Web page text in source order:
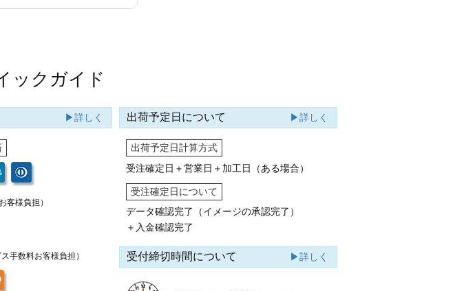
ックガイド
▶詳しく
客様負担）
ス手数料お客様負担）
出荷予定日について ▶詳しく
出荷予定日計算方式
受注確定日＋営業日＋加工日（ある場合）
受注確定日について
データ確認完了（イメージの承認完了）
＋入金確認完了
受付締切時間について ▶詳しく